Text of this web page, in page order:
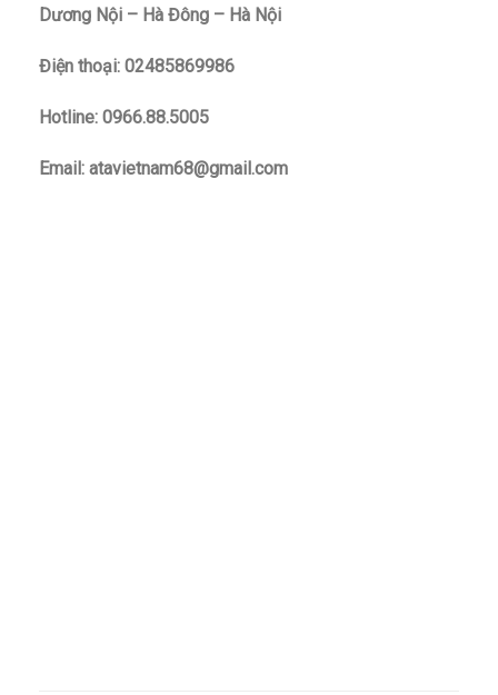
Dương Nội – Hà Đông – Hà Nội
Điện thoại: 02485869986
Hotline: 0966.88.5005
Email: atavietnam68@gmail.com